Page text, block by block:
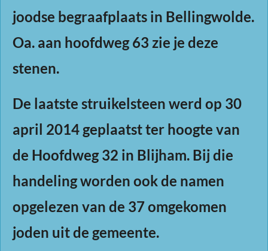
joodse begraafplaats in Bellingwolde.
Oa. aan hoofdweg 63 zie je deze
stenen.
De laatste struikelsteen werd op 30
april 2014 geplaatst ter hoogte van
de Hoofdweg 32 in Blijham. Bij die
handeling worden ook de namen
opgelezen van de 37 omgekomen
joden uit de gemeente.